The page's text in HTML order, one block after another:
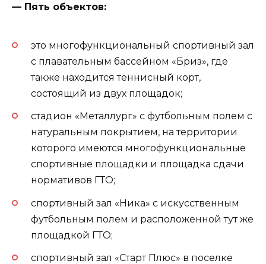
— Пять объектов:
это многофункциональный спортивный зал
с плавательным бассейном «Бриз», где
также находится теннисный корт,
состоящий из двух площадок;
стадион «Металлург» с футбольным полем с
натуральным покрытием, на территории
которого имеются многофункциональные
спортивные площадки и площадка сдачи
нормативов ГТО;
спортивный зал «Ника» с искусственным
футбольным полем и расположенной тут же
площадкой ГТО;
спортивный зал «Старт Плюс» в поселке